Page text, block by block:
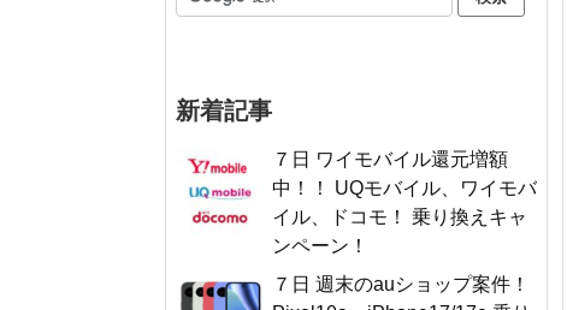
新着記事
７日 ワイモバイル還元増額
中！！ UQモバイル、ワイモバ
イル、ドコモ！ 乗り換えキャ
ンペーン！
７日 週末のauショップ案件！